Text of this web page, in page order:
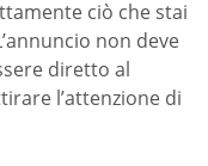
ciò che stai
non deve
diretto al
l’attenzione di